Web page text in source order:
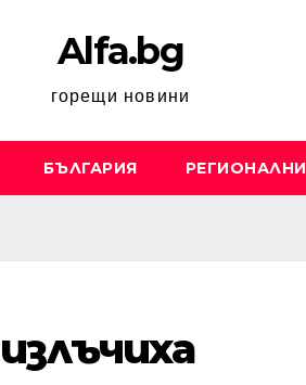
Alfa.bg
горещи новини
БЪЛГАРИЯ РЕГИОНАЛНИ